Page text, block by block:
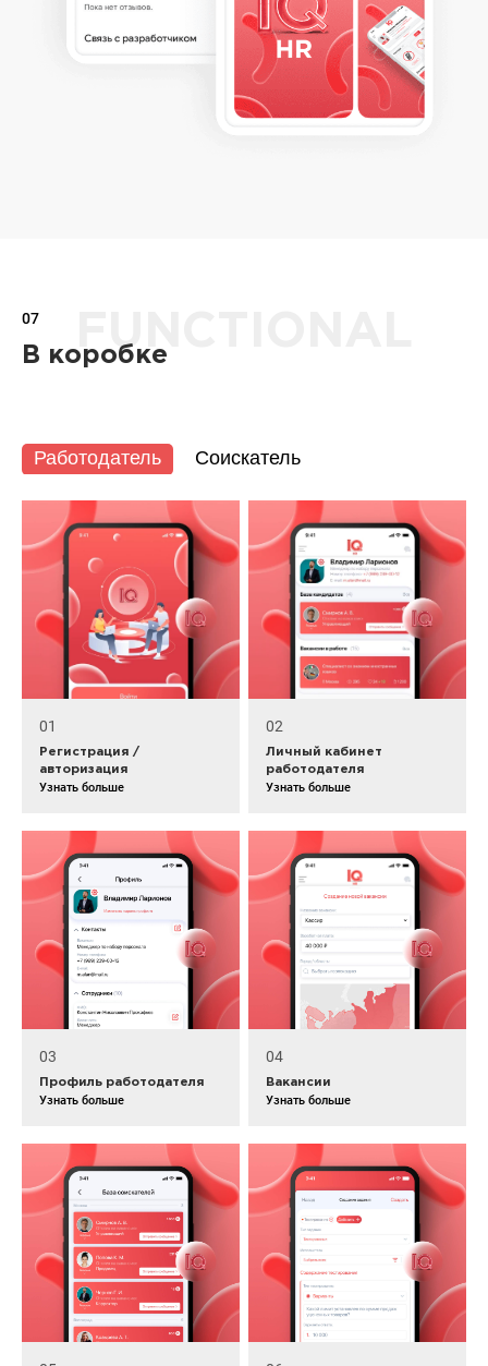
FUNCTIONAL
07
В коробке
Работодатель Соискатель
01
Регистрация /
авторизация
Узнать больше
02
Личный кабинет
работодателя
Узнать больше
03
Профиль работодателя
Узнать больше
04
Вакансии
Узнать больше